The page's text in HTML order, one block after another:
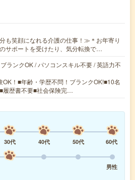
も笑顔になれる介護の仕事！≫＊お年寄り
サポートを受けたり、気分転換で…
ランクOK / パソコンスキル不要 / 英語力不
OK！■年齢・学歴不問！ブランクOK!■10名
履歴書不要■社会保険完…
30代 40代 50代
60代
男性